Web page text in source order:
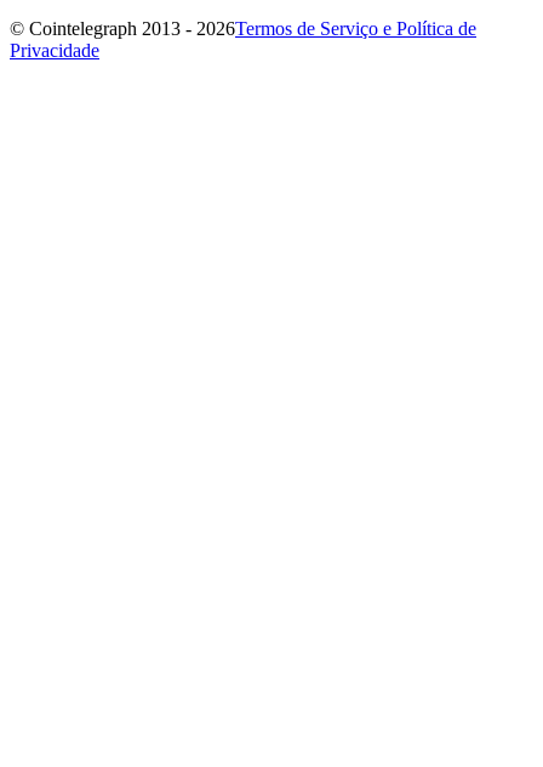
© Cointelegraph 2013 - 2026Termos de Serviço e Política de
Privacidade